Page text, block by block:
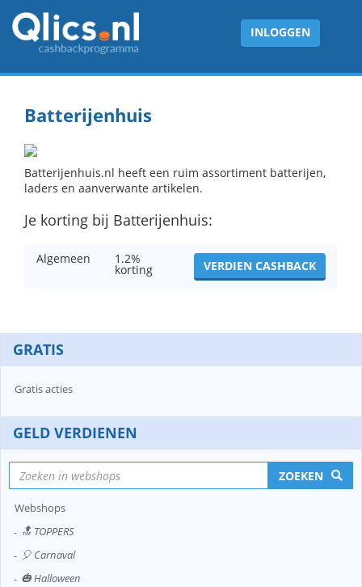
INLOGGEN
Batterijenhuis
Batterijenhuis.nl heeft een ruim assortiment batterijen,
laders en aanverwante artikelen.
Je korting bij Batterijenhuis:
Algemeen 1.2%
korting VERDIEN CASHBACK
GRATIS
Gratis acties
GELD VERDIENEN
ZOEKEN
Webshops
🔝 TOPPERS
🎈 Carnaval
🎃 Halloween